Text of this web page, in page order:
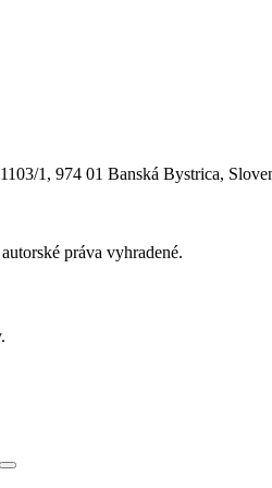
1, 974 01 Banská Bystrica,
práva vyhradené.